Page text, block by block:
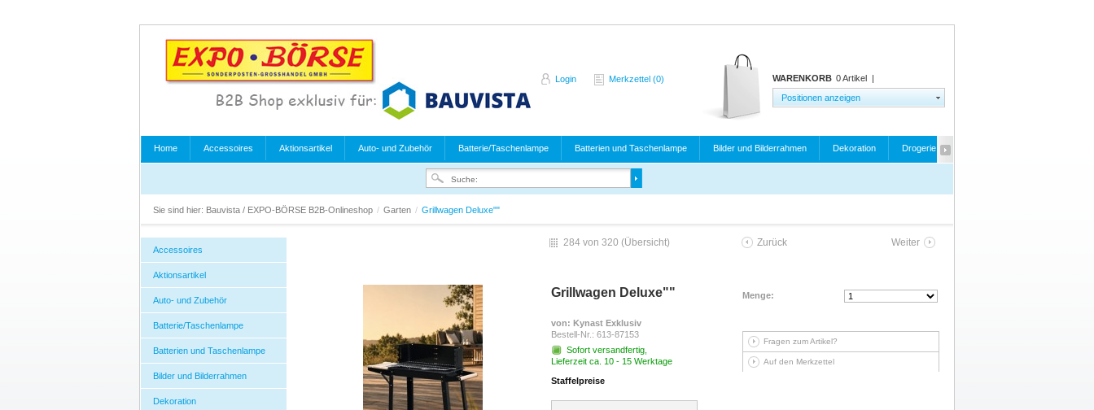
Login Merkzettel (0) WARENKORB 0 Artikel |
Positionen anzeigen
Home Accessoires Aktionsartikel Auto- und Zubehör Batterie/Taschenlampe Batterien und Taschenlampe Bilder und Bilderrahmen Dekoration Drogerie
Sie sind hier: Bauvista / EXPO-BÖRSE B2B-Onlineshop / Garten / Grillwagen Deluxe""
Accessoires
Aktionsartikel
Auto- und Zubehör
Batterie/Taschenlampe
Batterien und Taschenlampe
Bilder und Bilderrahmen
Dekoration
284 von 320 (Übersicht) Zurück Weiter
Grillwagen Deluxe""
von: Kynast Exklusiv
Bestell-Nr.: 613-87153
Sofort versandfertig,
Lieferzeit ca. 10 - 15 Werktage
Staffelpreise
Menge:
Fragen zum Artikel?
Auf den Merkzettel